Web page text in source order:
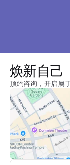
焕新自己
预约咨询，开启属